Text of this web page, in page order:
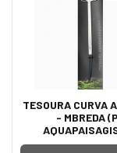
TESOURA CURVA
- MBREDA